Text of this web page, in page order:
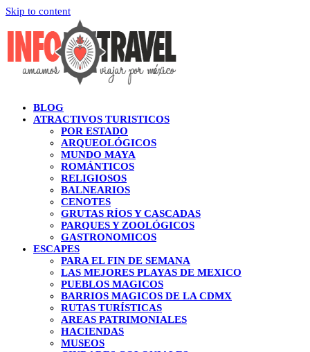
Skip to content
BLOG
ATRACTIVOS TURISTICOS
POR ESTADO
ARQUEOLÓGICOS
MUNDO MAYA
ROMÁNTICOS
RELIGIOSOS
BALNEARIOS
CENOTES
GRUTAS RÍOS Y CASCADAS
PARQUES Y ZOOLÓGICOS
GASTRONOMICOS
ESCAPES
PARA EL FIN DE SEMANA
LAS MEJORES PLAYAS DE MEXICO
PUEBLOS MAGICOS
BARRIOS MAGICOS DE LA CDMX
RUTAS TURÍSTICAS
AREAS PATRIMONIALES
HACIENDAS
MUSEOS